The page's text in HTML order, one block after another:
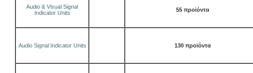
Audio & Visual Signal
Indicator Units
55 προϊόντα
Audio Signal Indicator Units 130 προϊόντα